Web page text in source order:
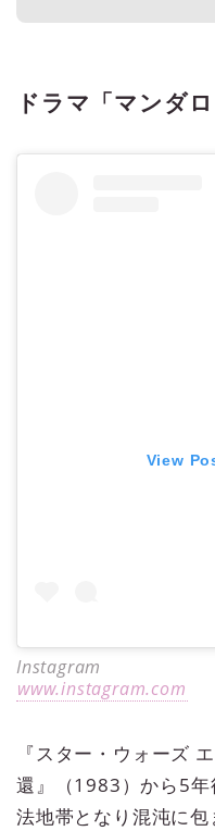
ドラマ「マンダ
View
Instagram
www.instagram.com
『スター・ウォーズ
還』（1983）から5
法地帯となり混沌に